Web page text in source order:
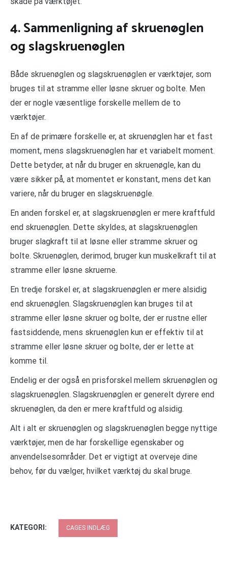
4. Sammenligning af skruenøglen
og slagskruenøglen
Både skruenøglen og slagskruenøglen er værktøjer, som
bruges til at stramme eller løsne skruer og bolte. Men
der er nogle væsentlige forskelle mellem de to
værktøjer.
En af de primære forskelle er, at skruenøglen har et fast
moment, mens slagskruenøglen har et variabelt moment.
Dette betyder, at når du bruger en skruenøgle, kan du
være sikker på, at momentet er konstant, mens det kan
variere, når du bruger en slagskruenøgle.
En anden forskel er, at slagskruenøglen er mere kraftfuld
end skruenøglen. Dette skyldes, at slagskruenøglen
bruger slagkraft til at løsne eller stramme skruer og
bolte. Skruenøglen, derimod, bruger kun muskelkraft til at
stramme eller løsne skruerne.
En tredje forskel er, at slagskruenøglen er mere alsidig
end skruenøglen. Slagskruenøglen kan bruges til at
stramme eller løsne skruer og bolte, der er rustne eller
fastsiddende, mens skruenøglen kun er effektiv til at
stramme eller løsne skruer og bolte, der er lette at
komme til.
Endelig er der også en prisforskel mellem skruenøglen og
slagskruenøglen. Slagskruenøglen er generelt dyrere end
skruenøglen, da den er mere kraftfuld og alsidig.
Alt i alt er skruenøglen og slagskruenøglen begge nyttige
værktøjer, men de har forskellige egenskaber og
anvendelsesområder. Det er vigtigt at overveje dine
behov, før du vælger, hvilket værktøj du skal bruge.
KATEGORI: CAGES INDLÆG